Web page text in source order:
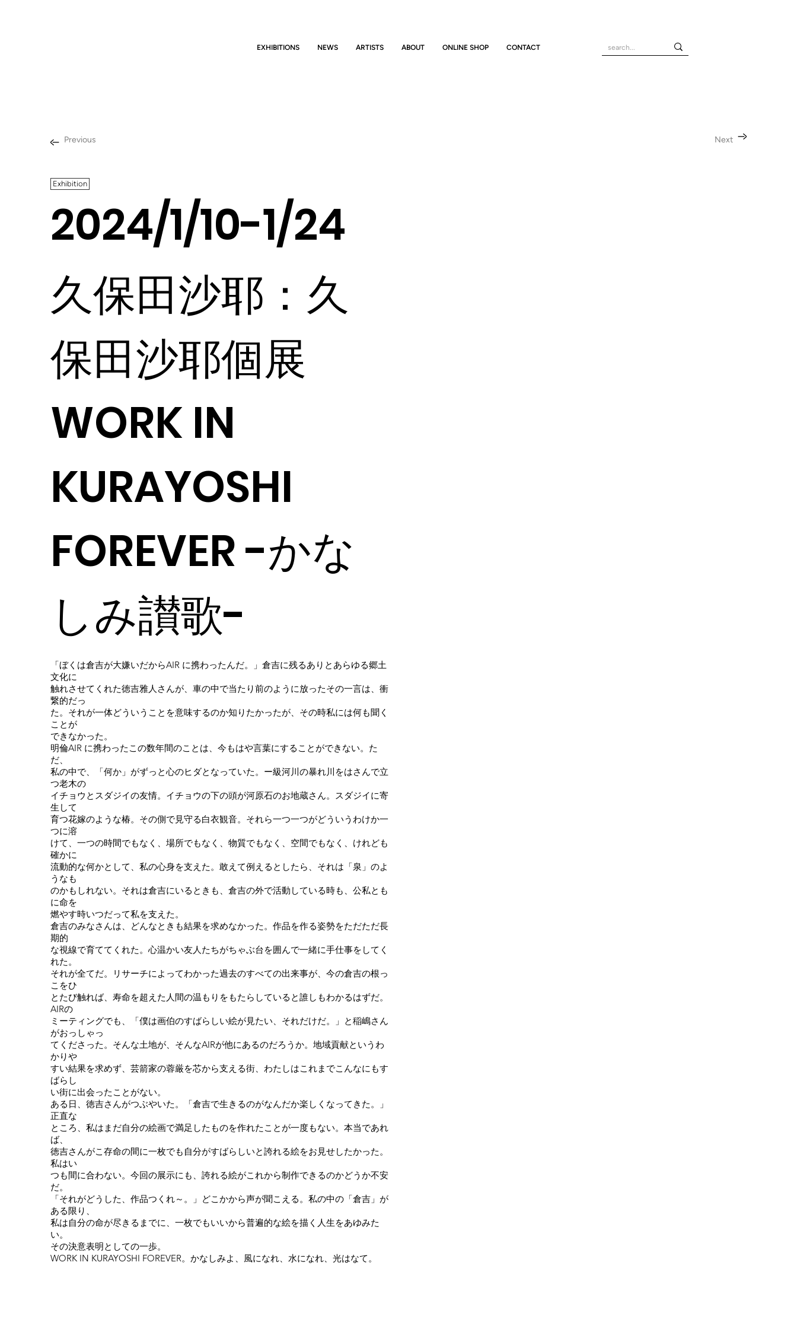
EXHIBITIONS NEWS ARTISTS ABOUT ONLINE SHOP CONTACT
Previous Next
Exhibition
2024/1/10-1/24
久保田沙耶：久
保田沙耶個展
WORK IN
KURAYOSHI
FOREVER -かな
しみ讃歌-
「ぼくは倉吉が大嫌いだからAIR に携わったんだ。」倉吉に残るありとあらゆる郷土
文化に
触れさせてくれた徳吉雅人さんが、車の中で当たり前のように放ったその一言は、衝
繋的だっ
た。それが一体どういうことを意味するのか知りたかったが、その時私には何も聞く
ことが
できなかった。
明倫AIR に携わったこの数年間のことは、今もはや言葉にすることができない。た
だ、
私の中で、「何か」がずっと心のヒダとなっていた。ー級河川の暴れ川をはさんで立
つ老木の
イチョウとスダジイの友情。イチョウの下の頭が河原石のお地蔵さん。スダジイに寄
生して
育つ花嫁のような椿。その側で見守る白衣観音。それら一つ一つがどういうわけか一
つに溶
けて、一つの時間でもなく、場所でもなく、物質でもなく、空間でもなく、けれども
確かに
流動的な何かとして、私の心身を支えた。敢えて例えるとしたら、それは「泉」のよ
うなも
のかもしれない。それは倉吉にいるときも、倉吉の外で活動している時も、公私とも
に命を
燃やす時いつだって私を支えた。
倉吉のみなさんは、どんなときも結果を求めなかった。作品を作る姿勢をただただ長
期的
な視線で育ててくれた。心温かい友人たちがちゃぶ台を囲んで一緒に手仕事をしてく
れた。
それが全てだ。リサーチによってわかった過去のすべての出来事が、今の倉吉の根っ
こをひ
とたび触れば、寿命を超えた人間の温もりをもたらしていると誰しもわかるはずだ。
AIRの
ミーティングでも、「僕は画伯のすばらしい絵が見たい、それだけだ。」と稲嶋さん
がおっしゃっ
てくださった。そんな土地が、そんなAIRが他にあるのだろうか。地域貢献というわ
かりや
すい結果を求めず、芸箭家の蓉厳を芯から支える街、わたしはこれまでこんなにもす
ばらし
い街に出会ったことがない。
ある日、徳吉さんがつぶやいた。「倉吉で生きるのがなんだか楽しくなってきた。」
正直な
ところ、私はまだ自分の絵画で満足したものを作れたことが一度もない。本当であれ
ば、
徳吉さんがこ存命の間に一枚でも自分がすばらしいと誇れる絵をお見せしたかった。
私はい
つも間に合わない。今回の展示にも、誇れる絵がこれから制作できるのかどうか不安
だ。
「それがどうした、作品つくれ～。」どこかから声が聞こえる。私の中の「倉吉」が
ある限り、
私は自分の命が尽きるまでに、一枚でもいいから普遍的な絵を描く人生をあゆみた
い。
その決意表明としての一歩。
WORK IN KURAYOSHI FOREVER。かなしみよ、風になれ、水になれ、光はなて。